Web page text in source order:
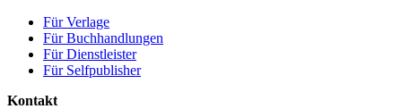
Für Verlage
Für Buchhandlungen
Für Dienstleister
Für Selfpublisher
Kontakt